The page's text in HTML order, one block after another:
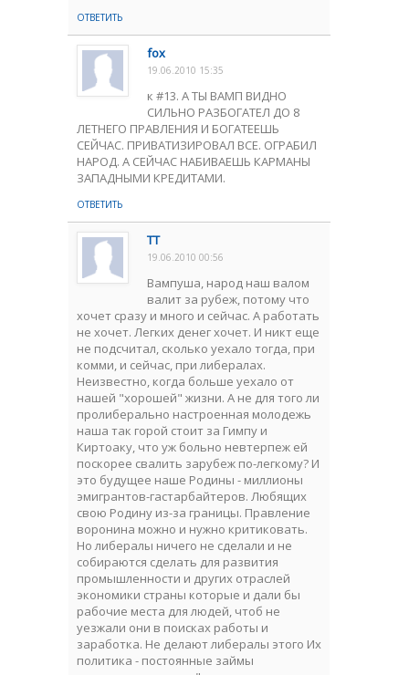
ОТВЕТИТЬ
fox
19.06.2010 15:35
к #13. А ТЫ ВАМП ВИДНО
СИЛЬНО РАЗБОГАТЕЛ ДО 8
ЛЕТНЕГО ПРАВЛЕНИЯ И БОГАТЕЕШЬ
СЕЙЧАС. ПРИВАТИЗИРОВАЛ ВСЕ. ОГРАБИЛ
НАРОД. А СЕЙЧАС НАБИВАЕШЬ КАРМАНЫ
ЗАПАДНЫМИ КРЕДИТАМИ.
ОТВЕТИТЬ
ТТ
19.06.2010 00:56
Вампуша, народ наш валом
валит за рубеж, потому что
хочет сразу и много и сейчас. А работать
не хочет. Легких денег хочет. И никт еще
не подсчитал, сколько уехало тогда, при
комми, и сейчас, при либералах.
Неизвестно, когда больше уехало от
нашей "хорошей" жизни. А не для того ли
пролиберально настроенная молодежь
наша так горой стоит за Гимпу и
Киртоаку, что уж больно невтерпеж ей
поскорее свалить зарубеж по-легкому? И
это будущее наше Родины - миллионы
эмигрантов-гастарбайтеров. Любящих
свою Родину из-за границы. Правление
воронина можно и нужно критиковать.
Но либералы ничего не сделали и не
собираются сделать для развития
промышленности и других отраслей
экономики страны которые и дали бы
рабочие места для людей, чтоб не
уезжали они в поисках работы и
заработка. Не делают либералы этого Их
политика - постоянные займы